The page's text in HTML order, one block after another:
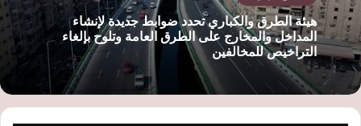
هيئة الطرق والكباري تحدد ضوابط جديدة لإنشاء
المداخل والمخارج على الطرق العامة وتلوح بإلغاء
التراخيص للمخالفين